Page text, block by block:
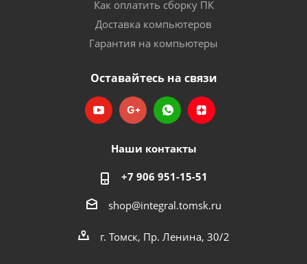
Как оплатить сборку ПК
Доставка компьютеров
Гарантия на компьютеры
Оставайтесь на связи
Наши контакты
+7 906 951-15-51
shop@integral.tomsk.ru
г. Томск, Пр. Ленина, 30/2